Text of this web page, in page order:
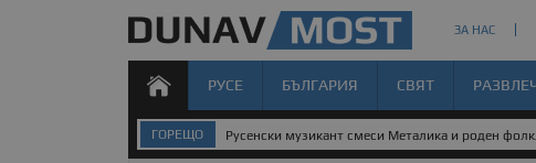
ЗА НАС
РУСЕ БЪЛГАРИЯ СВЯТ
ГОРЕЩО Русенски музикант смеси Металика и роден